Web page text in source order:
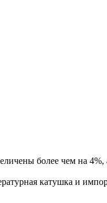
более чем на
катушка и